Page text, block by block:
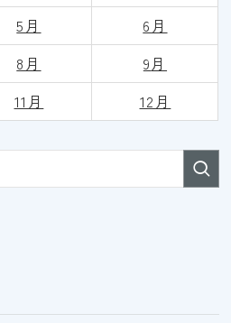
5月
6月
8月 9月
11月 12月